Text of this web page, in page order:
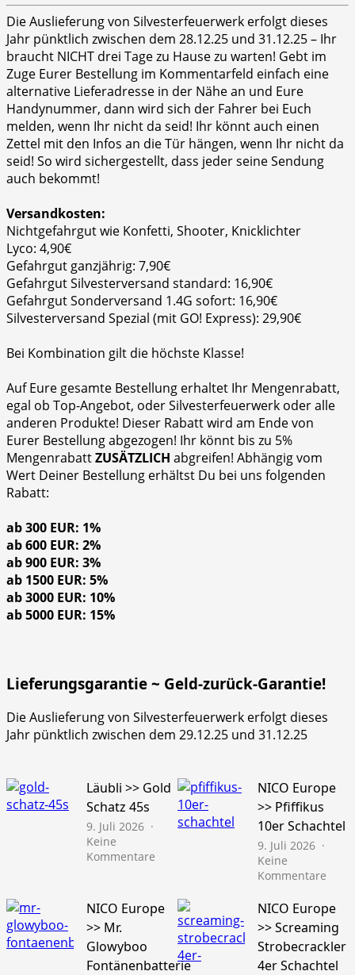
Die Auslieferung von Silvesterfeuerwerk erfolgt dieses
Jahr pünktlich zwischen dem 28.12.25 und 31.12.25 – Ihr
braucht NICHT drei Tage zu Hause zu warten! Gebt im
Zuge Eurer Bestellung im Kommentarfeld einfach eine
alternative Lieferadresse in der Nähe an und Eure
Handynummer, dann wird sich der Fahrer bei Euch
melden, wenn Ihr nicht da seid! Ihr könnt auch einen
Zettel mit den Infos an die Tür hängen, wenn Ihr nicht da
seid! So wird sichergestellt, dass jeder seine Sendung
auch bekommt!
Versandkosten:
Nichtgefahrgut wie Konfetti, Shooter, Knicklichter
Lyco: 4,90€
Gefahrgut ganzjährig: 7,90€
Gefahrgut Silvesterversand standard: 16,90€
Gefahrgut Sonderversand 1.4G sofort: 16,90€
Silvesterversand Spezial (mit GO! Express): 29,90€
Bei Kombination gilt die höchste Klasse!
Auf Eure gesamte Bestellung erhaltet Ihr Mengenrabatt,
egal ob Top-Angebot, oder Silvesterfeuerwerk oder alle
anderen Produkte! Dieser Rabatt wird am Ende von
Eurer Bestellung abgezogen! Ihr könnt bis zu 5%
MengenrabattZUSÄTZLICH abgreifen! Abhängig vom
Wert Deiner Bestellung erhältst Du bei uns folgenden
Rabatt:
ab 300 EUR: 1%
ab 600 EUR: 2%
ab 900 EUR: 3%
ab 1500 EUR: 5%
ab 3000 EUR: 10%
ab 5000 EUR: 15%
Lieferungsgarantie ~ Geld-zurück-Garantie!
Die Auslieferung von Silvesterfeuerwerk erfolgt dieses
Jahr pünktlich zwischen dem 29.12.25 und 31.12.25
Läubli >> Gold
Schatz 45s
9. Juli 2026
Keine
Kommentare
Gold
Schatz
NICO Europe
>> Pfiffikus
10er Schachtel
9. Juli 2026
Keine
Kommentare
10er
NICO Europe
>> Mr.
Glowyboo
Fontänenbatterie
NICO Europe
>> Screaming
Strobecrackler
4er Schachtel